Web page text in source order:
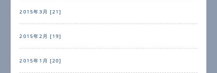
2015年3月 [21]
2015年2月 [19]
2015年1月 [20]